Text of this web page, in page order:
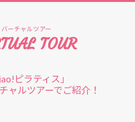
バーチャルツアー
TOUR
ピラティス」
ャルツアーでご紹介！